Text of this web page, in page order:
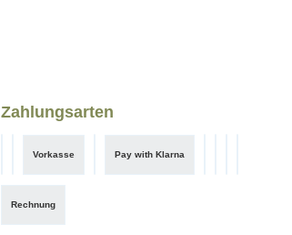
Zahlungsarten
Vorkasse Pay with Klarna
Rechnung